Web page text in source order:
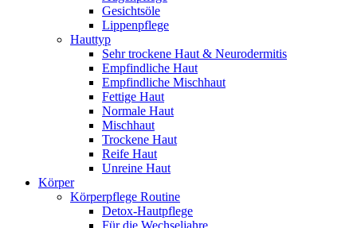
Gesichtsöle
Lippenpflege
Hauttyp
Sehr trockene Haut & Neurodermitis
Empfindliche Haut
Empfindliche Mischhaut
Fettige Haut
Normale Haut
Mischhaut
Trockene Haut
Reife Haut
Unreine Haut
Körper
Körperpflege Routine
Detox-Hautpflege
Für die Wechseljahre